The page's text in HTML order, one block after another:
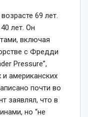
69 лет.
лет. Он
включая
с Фредди
Pressure”,
и американских
почти во
заявлял, что в
но “не